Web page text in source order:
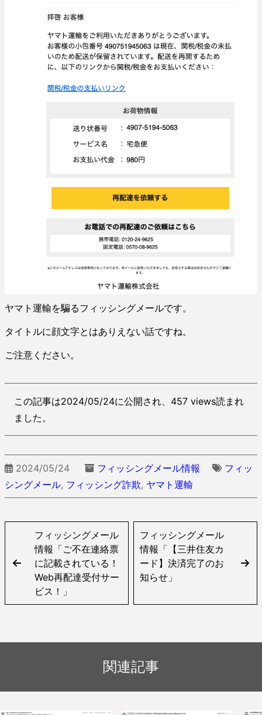
ヤマト運輸を騙るフィッシングメールです。
タイトルに顔文字とはありえない話ですね。
ご注意ください。
この記事は2024/05/24に公開され、457 views読まれ
ました。
2024/05/24 フィッシングメール情報
フィッ
シングメール, フィッシング詐欺, ヤマト運輸
フィッシングメール
情報「ご不在連絡票
に記載されている！
Web再配達受付サー
ビス！」
フィッシングメール
情報「【三井住友カ
ード】決済完了のお
知らせ」
関連記事